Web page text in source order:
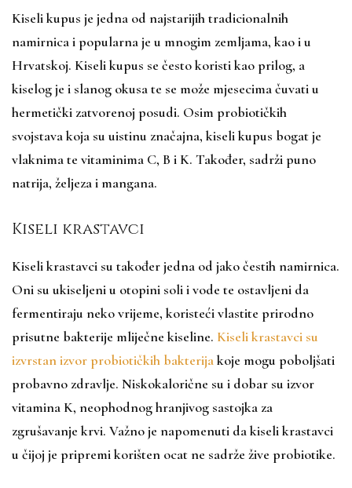
Kiseli kupus je jedna od najstarijih tradicionalnih
namirnica i popularna je u mnogim zemljama, kao i u
Hrvatskoj. Kiseli kupus se često koristi kao prilog, a
kiselog je i slanog okusa te se može mjesecima čuvati u
hermetički zatvorenoj posudi. Osim probiotičkih
svojstava koja su uistinu značajna, kiseli kupus bogat je
vlaknima te vitaminima C, B i K. Također, sadrži puno
natrija, željeza i mangana.
Kiseli krastavci
Kiseli krastavci su također jedna od jako čestih namirnica.
Oni su ukiseljeni u otopini soli i vode te ostavljeni da
fermentiraju neko vrijeme, koristeći vlastite prirodno
prisutne bakterije mliječne kiseline. Kiseli krastavci su
izvrstan izvor probiotičkih bakterijakoje mogu poboljšati
probavno zdravlje. Niskokalorične su i dobar su izvor
vitamina K, neophodnog hranjivog sastojka za
zgrušavanje krvi. Važno je napomenuti da kiseli krastavci
u čijoj je pripremi korišten ocat ne sadrže žive probiotike.